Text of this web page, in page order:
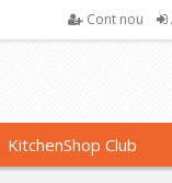
Cont nou
KitchenShop Club